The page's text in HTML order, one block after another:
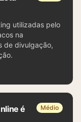
utilizadas pelo
na
de divulgação,
é
Médio